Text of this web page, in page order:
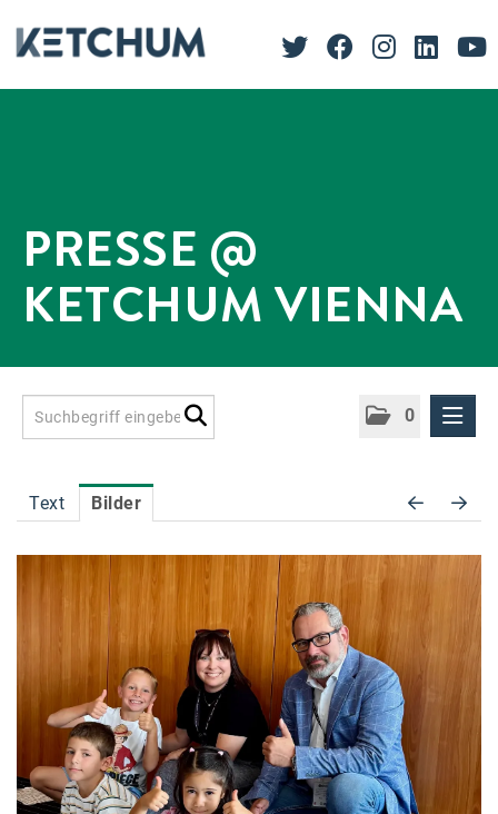
PRESSE @
KETCHUM VIENNA
0
Accessiway
Anadi Bank
Arthur D. Little
Bake the Shape
BBDO Wien
Text Bilder